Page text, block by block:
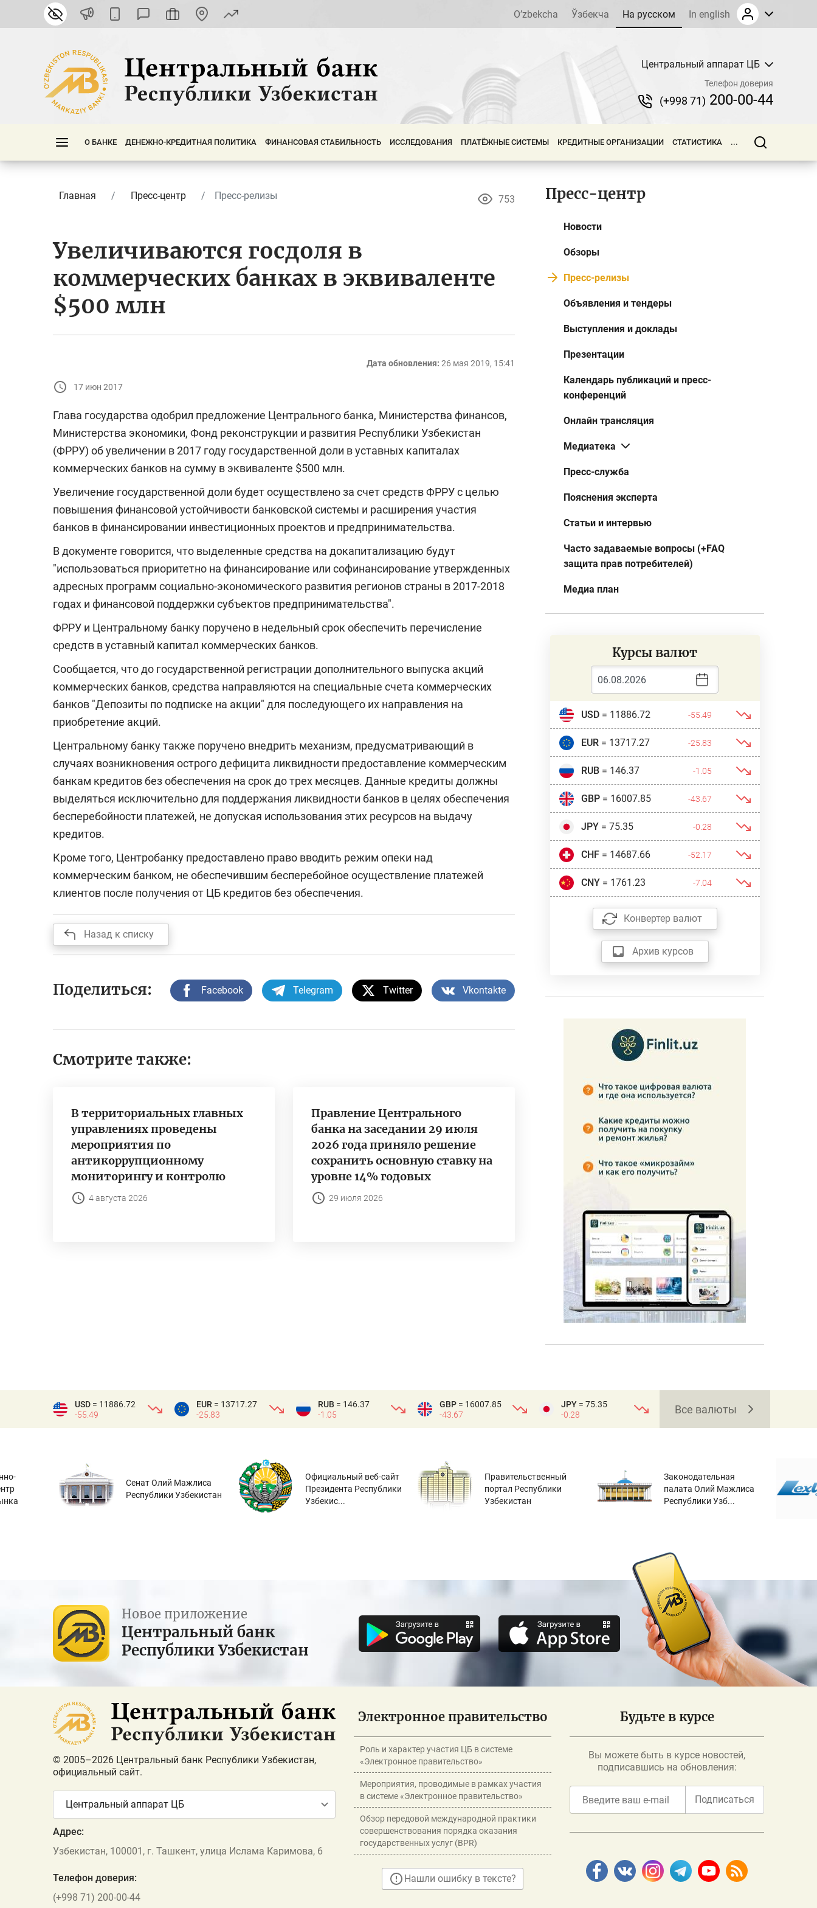
O’zbekcha Ўзбекча На русском In english
Центральный аппарат ЦБ
Телефон доверия
(+998 71) 200-00-44
О БАНКЕ ДЕНЕЖНО-КРЕДИТНАЯ ПОЛИТИКА ФИНАНСОВАЯ СТАБИЛЬНОСТЬ ИССЛЕДОВАНИЯ ПЛАТЁЖНЫЕ СИСТЕМЫ КРЕДИТНЫЕ ОРГАНИЗАЦИИ СТАТИСТИКА ...
Главная Пресс-центр Пресс-релизы 753
Увеличиваются госдоля в
коммерческих банках в эквиваленте
$500 млн
Дата обновления: 26 мая 2019, 15:41
17 июн 2017
Глава государства одобрил предложение Центрального банка, Министерства финансов,
Министерства экономики, Фонд реконструкции и развития Республики Узбекистан
(ФРРУ) об увеличении в 2017 году государственной доли в уставных капиталах
коммерческих банков на сумму в эквиваленте $500 млн.
Увеличение государственной доли будет осуществлено за счет средств ФРРУ с целью
повышения финансовой устойчивости банковской системы и расширения участия
банков в финансировании инвестиционных проектов и предпринимательства.
В документе говорится, что выделенные средства на докапитализацию будут
"использоваться приоритетно на финансирование или софинансирование утвержденных
адресных программ социально-экономического развития регионов страны в 2017-2018
годах и финансовой поддержки субъектов предпринимательства".
ФРРУ и Центральному банку поручено в недельный срок обеспечить перечисление
средств в уставный капитал коммерческих банков.
Сообщается, что до государственной регистрации дополнительного выпуска акций
коммерческих банков, средства направляются на специальные счета коммерческих
банков "Депозиты по подписке на акции" для последующего их направления на
приобретение акций.
Центральному банку также поручено внедрить механизм, предусматривающий в
случаях возникновения острого дефицита ликвидности предоставление коммерческим
банкам кредитов без обеспечения на срок до трех месяцев. Данные кредиты должны
выделяться исключительно для поддержания ликвидности банков в целях обеспечения
бесперебойности платежей, не допуская использования этих ресурсов на выдачу
кредитов.
Кроме того, Центробанку предоставлено право вводить режим опеки над
коммерческим банком, не обеспечившим бесперебойное осуществление платежей
клиентов после получения от ЦБ кредитов без обеспечения.
Назад к списку
Поделиться: Facebook Telegram Twitter Vkontakte
Смотрите также:
В территориальных главных
управлениях проведены
мероприятия по
антикоррупционному
мониторингу и контролю
4 августа 2026
Правление Центрального
банка на заседании 29 июля
2026 года приняло решение
сохранить основную ставку на
уровне 14% годовых
29 июля 2026
Пресс-центр
Новости
Обзоры
Пресс-релизы
Объявления и тендеры
Выступления и доклады
Презентации
Календарь публикаций и пресс-
конференций
Онлайн трансляция
Медиатека
Пресс-служба
Пояснения эксперта
Статьи и интервью
Часто задаваемые вопросы (+FAQ
защита прав потребителей)
Медиа план
Курсы валют
USD= 11886.72 -55.49
EUR= 13717.27 -25.83
RUB= 146.37 -1.05
GBP= 16007.85 -43.67
JPY= 75.35 -0.28
CHF= 14687.66 -52.17
CNY= 1761.23 -7.04
Конвертер валют
Архив курсов
USD = 11886.72
-55.49
EUR = 13717.27
-25.83
RUB = 146.37
-1.05
GBP = 16007.85
-43.67
JPY = 75.35
-0.28
Все валюты
Сенат Олий Мажлиса
Республики Узбекистан
Официальный веб-сайт
Президента Республики
Узбекис...
Правительственный
портал Республики
Узбекистан
Законодательная
палата Олий Мажлиса
Республики Узб...
Новое приложение
Центральный банк
Республики Узбекистан
© 2005–2026 Центральный банк Республики Узбекистан,
официальный сайт.
Центральный аппарат ЦБ
Адрес:
Узбекистан, 100001, г. Ташкент, улица Ислама Каримова, 6
Телефон доверия:
(+998 71) 200-00-44
Электронное правительство
Роль и характер участия ЦБ в системе
«Электронное правительство»
Мероприятия, проводимые в рамках участия
в системе «Электронное правительство»
Обзор передовой международной практики
совершенствования порядка оказания
государственных услуг (BPR)
Нашли ошибку в тексте?
Будьте в курсе
Вы можете быть в курсе новостей,
подписавшись на обновления:
Подписаться